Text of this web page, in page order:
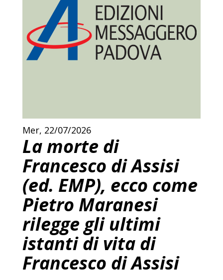
Mer, 22/07/2026
La morte di
Francesco di Assisi
(ed. EMP), ecco come
Pietro Maranesi
rilegge gli ultimi
istanti di vita di
Francesco di Assisi